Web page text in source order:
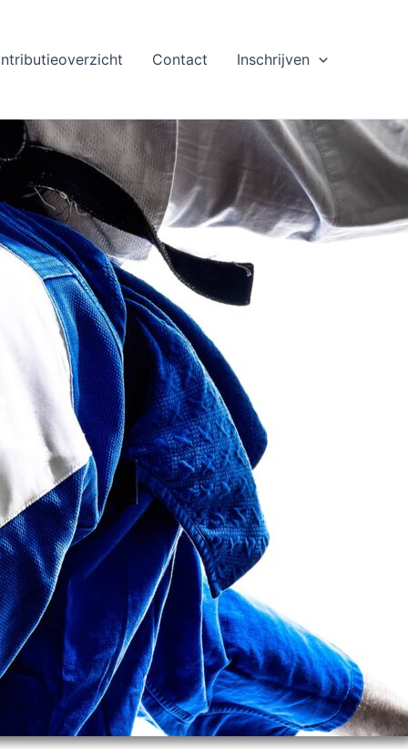
Contact Inschrijven